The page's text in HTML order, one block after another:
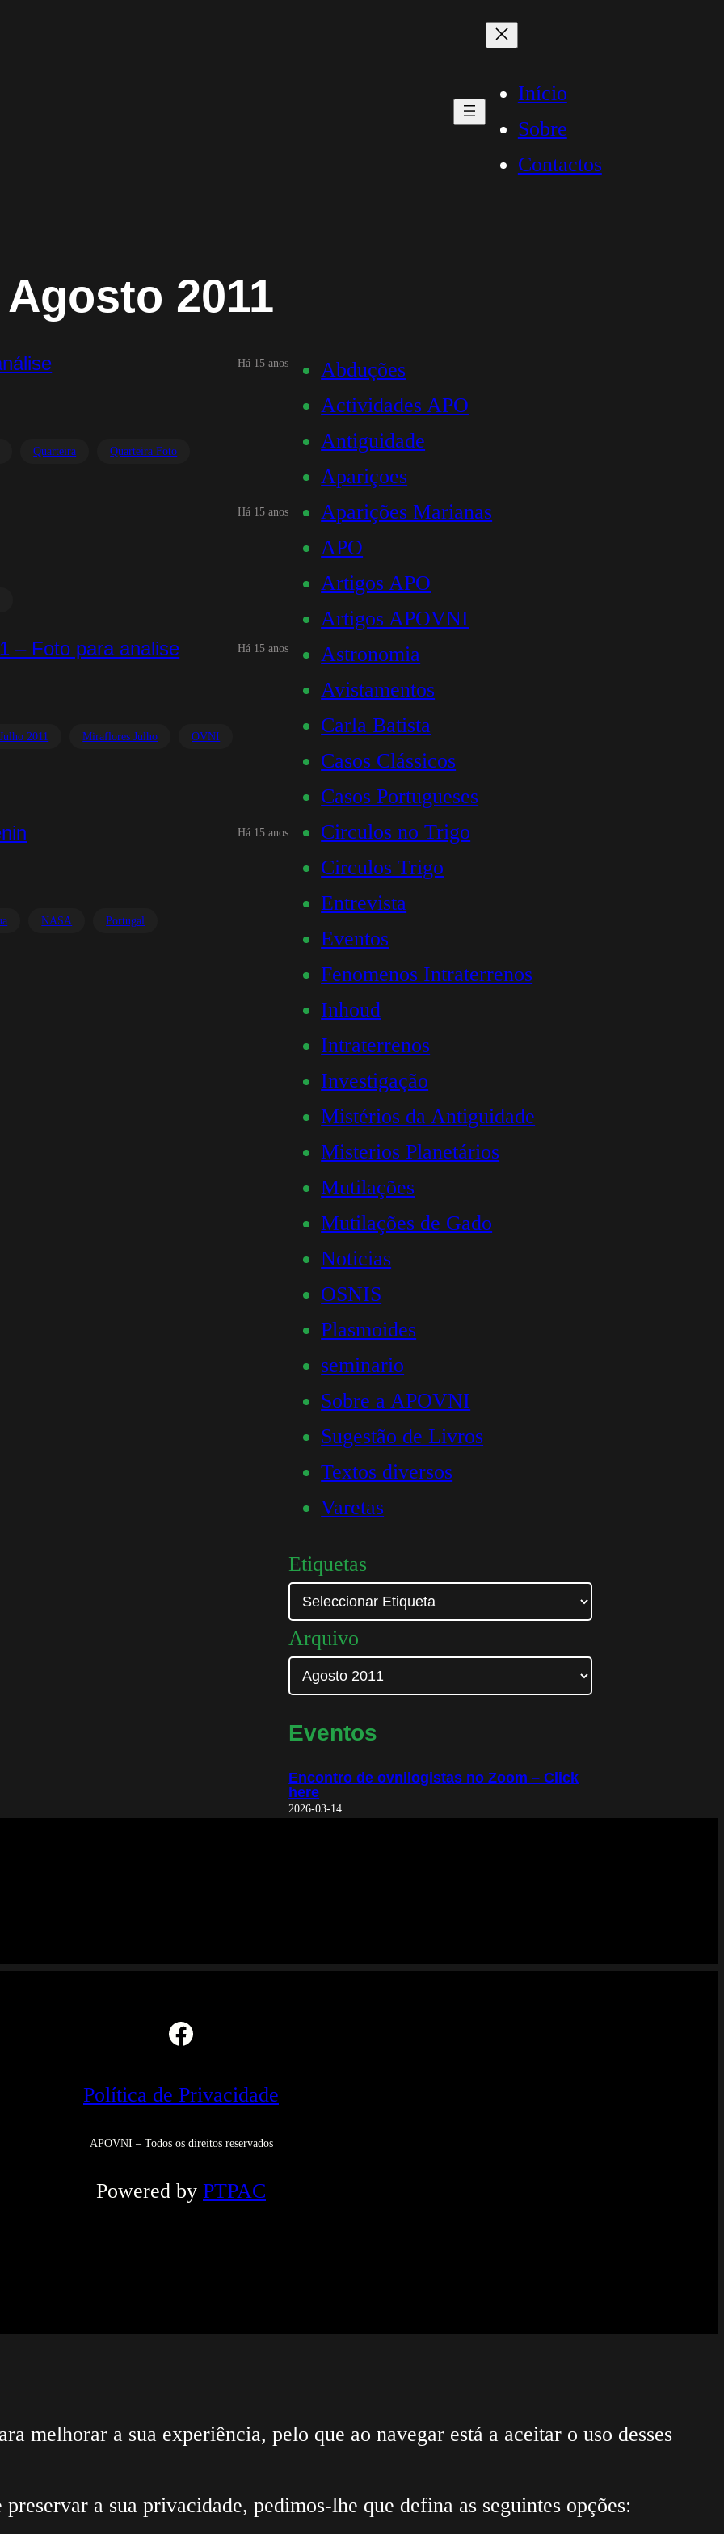
Início
Sobre
Contactos
Agosto 2011
Há 15 anos
Quarteira Quarteira Foto
Há 15 anos
– Foto para analise Há 15 anos
Julho 2011 Miraflores Julho OVNI
Há 15 anos
NASA Portugal
Abduções
Actividades APO
Antiguidade
Apariçoes
Aparições Marianas
APO
Artigos APO
Artigos APOVNI
Astronomia
Avistamentos
Carla Batista
Casos Clássicos
Casos Portugueses
Circulos no Trigo
Circulos Trigo
Entrevista
Eventos
Fenomenos Intraterrenos
Inhoud
Intraterrenos
Investigação
Mistérios da Antiguidade
Misterios Planetários
Mutilações
Mutilações de Gado
Noticias
OSNIS
Plasmoides
seminario
Sobre a APOVNI
Sugestão de Livros
Textos diversos
Varetas
Etiquetas
Arquivo
Eventos
Encontro de ovnilogistas no Zoom – Click
here
2026-03-14
Facebook
Política de Privacidade
APOVNI – Todos os direitos reservados
Powered by PTPAC
melhorar a sua experiência, pelo que ao navegar está a aceitar o uso desses
a sua privacidade, pedimos-lhe que defina as seguintes opções: